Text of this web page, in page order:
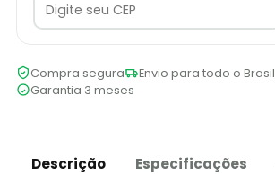
Compra segura
Envio para todo o Brasil
Garantia 3 meses
Descrição Especificações